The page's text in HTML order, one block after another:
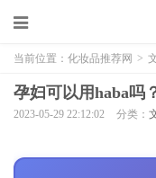
当前位置： 化妆品推荐网 >
孕妇可以用haba吗
2023-05-29 22:12:02 分类：